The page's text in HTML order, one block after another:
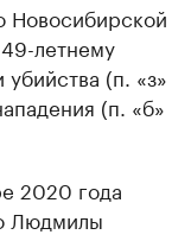
Новосибирской
летнему
(п. «з»
(п. «б»
2020 года
Людмилы